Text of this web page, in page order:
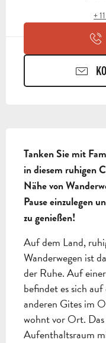
+
Tanken Sie mit
in diesem ruhigen
Nähe von
Pause einzulegen
zu genießen!
Auf dem Land,
Wanderwegen ist
der Ruhe. Auf einer
befindet es sich
anderen Gites im
wohnt vor Ort.
Aufenthaltsraum